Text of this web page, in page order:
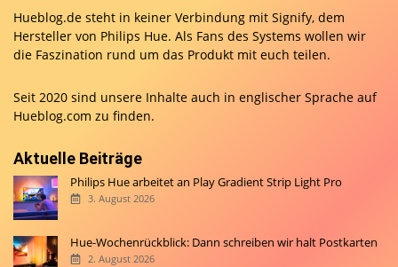
Hueblog.de steht in keiner Verbindung mit Signify, dem
Hersteller von Philips Hue. Als Fans des Systems wollen wir
die Faszination rund um das Produkt mit euch teilen.
Seit 2020 sind unsere Inhalte auch in englischer Sprache auf
Hueblog.com zu finden.
Aktuelle Beiträge
Philips Hue arbeitet an Play Gradient Strip Light Pro
3. August 2026
Hue-Wochenrückblick: Dann schreiben wir halt Postkarten
2. August 2026